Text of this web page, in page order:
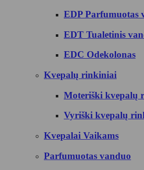
EDP Parfumuotas
EDT Tualetinis
EDC Odekolonas
Kvepalų rinkiniai
Moteriški kvepalų
Vyriški kvepalų
Kvepalai Vaikams
Parfumuotas vanduo